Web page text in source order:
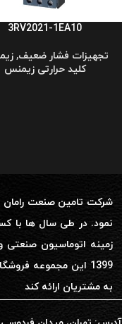
3RV2021-1EA10
تجهیزات فشار ضعیف,
کلید حرارتی زیمنس
نمود. در طی سال ها با
زمینه اتوماسیون صنعتی
1399 این مجموعه
به مشتریان ارائه کند